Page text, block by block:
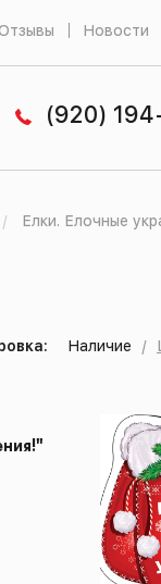
Отзывы Новости
(920)
Елки. Елочные
Наличие /